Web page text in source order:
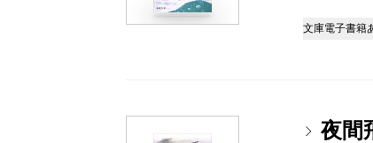
文庫電子書籍
夜間